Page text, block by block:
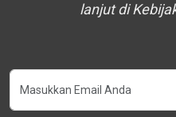
lanjut di